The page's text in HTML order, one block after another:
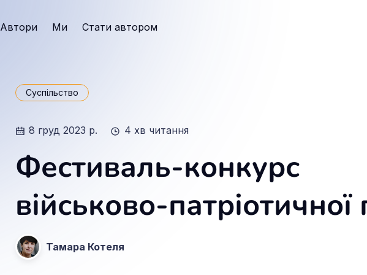
Автори Ми Стати автором
Суспільство
8 груд 2023 р. 4 хв читання
Фестиваль-конкурс
військово-патріотичної
Тамара Котеля